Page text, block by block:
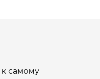
самому